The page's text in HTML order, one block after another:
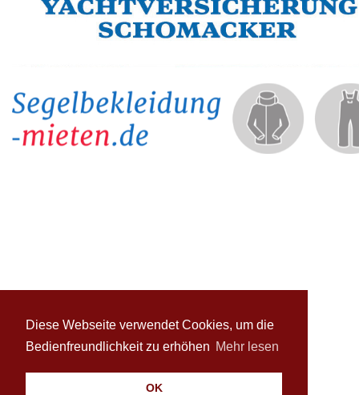
Diese Webseite verwendet Cookies, um die
Bedienfreundlichkeit zu erhöhen Mehr lesen
OK